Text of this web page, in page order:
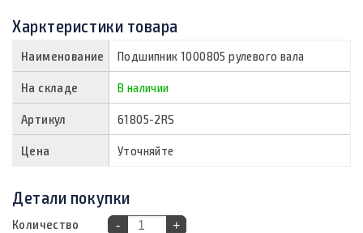
Харктеристики товара
Наименование Подшипник 1000805 рулевого вала
На складе В наличии
Артикул 61805-2RS
Цена Уточняйте
Детали покупки
Количество - +